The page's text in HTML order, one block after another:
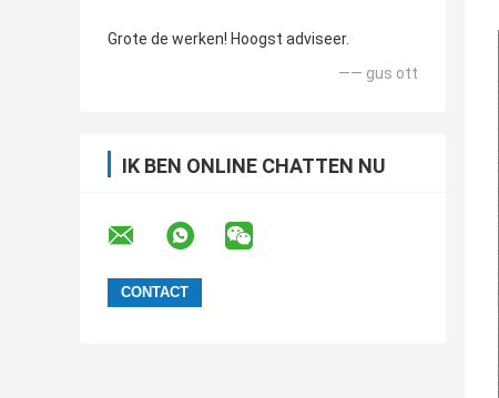
Grote de werken! Hoogst adviseer.
—— gus ott
IK BEN ONLINE CHATTEN NU